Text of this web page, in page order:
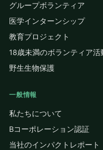
グループボランティア
医学インターンシップ
教育プロジェクト
18歳未満のボランティア活
野生生物保護
一般情報
私たちについて
Bコーポレーション認証
当社のインパクトレポート